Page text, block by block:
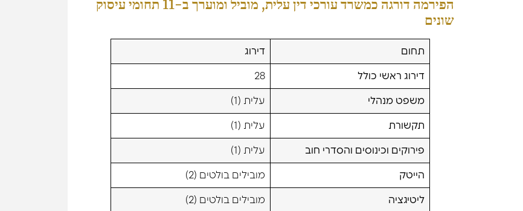
הפירמה דורגה כמשרד עורכי דין עלית, מוביל ומוערך ב-11 תחומי עיסוק
שונים
תחום דירוג
דירוג ראשי כולל 28
משפט מנהלי עלית (1)
תקשורת עלית (1)
פירוקים וכינוסים והסדרי חוב עלית (1)
הייטק מובילים בולטים (2)
ליטיגציה מובילים בולטים (2)